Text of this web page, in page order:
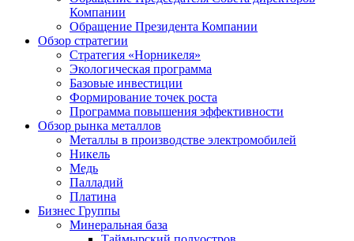
Компании
Обращение Президента Компании
Обзор стратегии
Стратегия «Норникеля»
Экологическая программа
Базовые инвестиции
Формирование точек роста
Программа повышения эффективности
Обзор рынка металлов
Металлы в производстве электромобилей
Никель
Медь
Палладий
Платина
Бизнес Группы
Минеральная база